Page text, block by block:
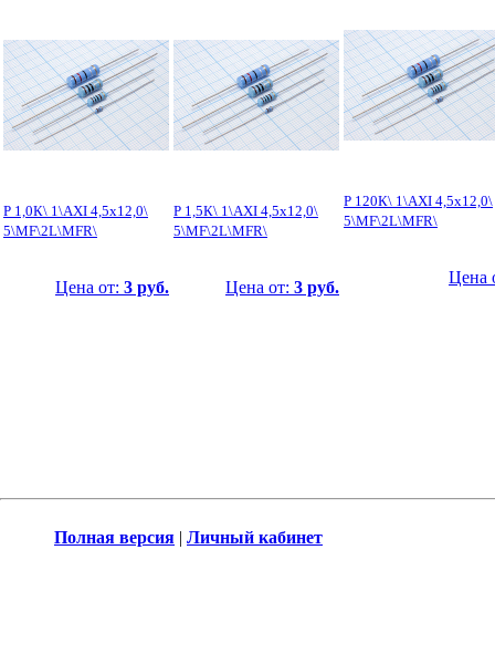
Р 1,0К\ 1\AXI 4,5x12,0\
5\MF\2L\MFR\
Цена от: 3 руб.
Р 1,5К\ 1\AXI 4,5x12,0\
5\MF\2L\MFR\
Цена от: 3 руб.
Р 120К\ 1\AXI 4,5x12,0\
5\MF\2L\MFR\
Цена
Полная версия | Личный кабинет